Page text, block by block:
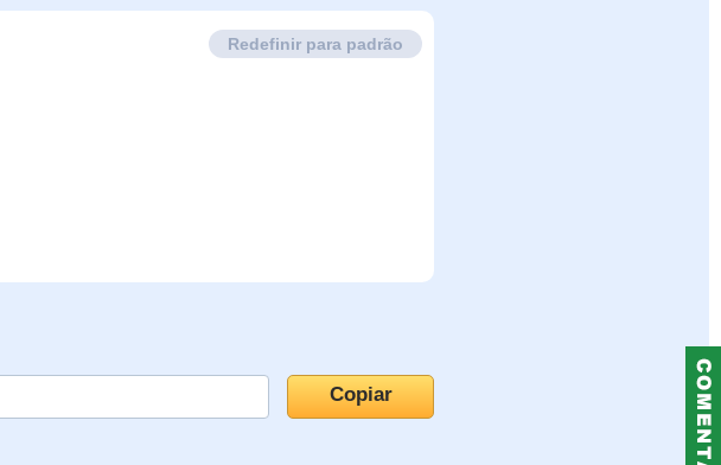
Redefinir para padrão